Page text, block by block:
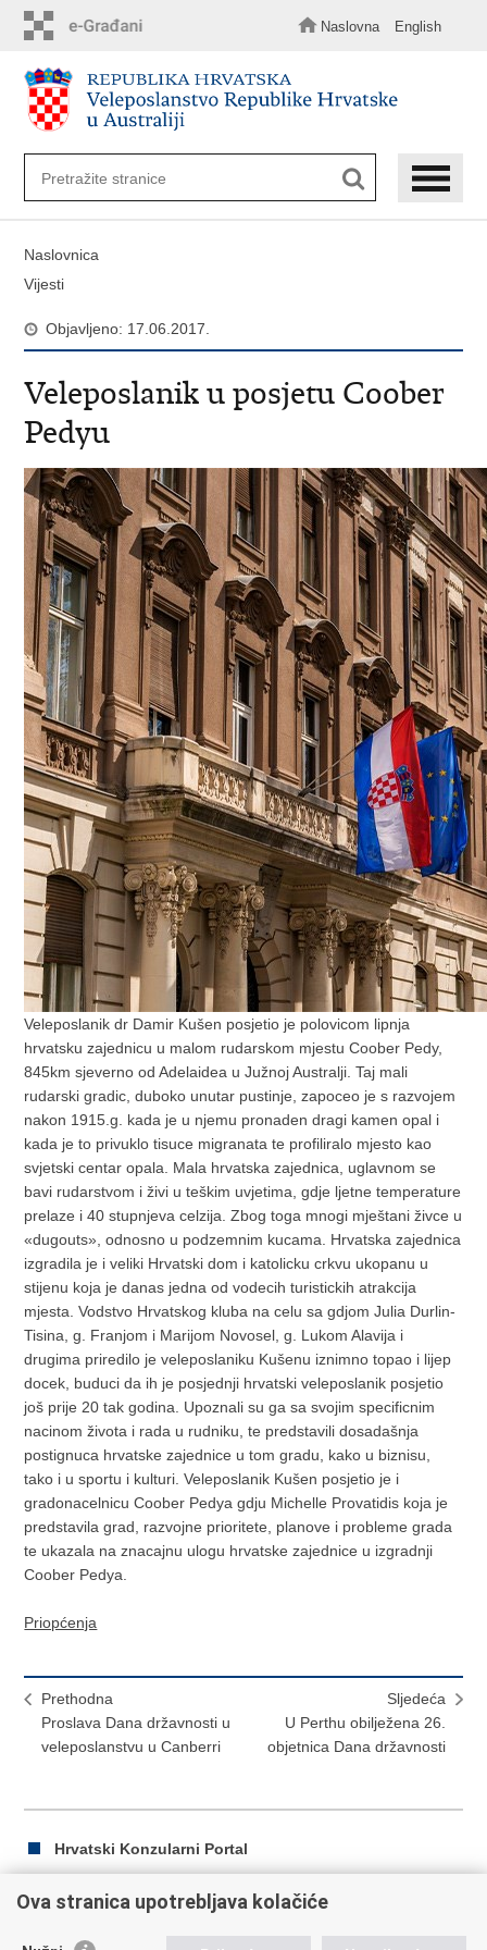
sadržaj
Naslovna English
Naslovnica
Vijesti
Objavljeno: 17.06.2017.
Veleposlanik u posjetu Coober
Pedyu
Veleposlanik dr Damir Kušen posjetio je polovicom lipnja
hrvatsku zajednicu u malom rudarskom mjestu Coober Pedy,
845km sjeverno od Adelaidea u Južnoj Australji. Taj mali
rudarski gradic, duboko unutar pustinje, zapoceo je s razvojem
nakon 1915.g. kada je u njemu pronaden dragi kamen opal i
kada je to privuklo tisuce migranata te profiliralo mjesto kao
svjetski centar opala. Mala hrvatska zajednica, uglavnom se
bavi rudarstvom i živi u teškim uvjetima, gdje ljetne temperature
prelaze i 40 stupnjeva celzija. Zbog toga mnogi mještani živce u
«dugouts», odnosno u podzemnim kucama. Hrvatska zajednica
izgradila je i veliki Hrvatski dom i katolicku crkvu ukopanu u
stijenu koja je danas jedna od vodecih turistickih atrakcija
mjesta. Vodstvo Hrvatskog kluba na celu sa gdjom Julia Durlin-
Tisina, g. Franjom i Marijom Novosel, g. Lukom Alavija i
drugima priredilo je veleposlaniku Kušenu iznimno topao i lijep
docek, buduci da ih je posjednji hrvatski veleposlanik posjetio
još prije 20 tak godina. Upoznali su ga sa svojim specificnim
nacinom života i rada u rudniku, te predstavili dosadašnja
postignuca hrvatske zajednice u tom gradu, kako u biznisu,
tako i u sportu i kulturi. Veleposlanik Kušen posjetio je i
gradonacelnicu Coober Pedya gdju Michelle Provatidis koja je
predstavila grad, razvojne prioritete, planove i probleme grada
te ukazala na znacajnu ulogu hrvatske zajednice u izgradnji
Coober Pedya.
Priopćenja
Prethodna
Proslava Dana državnosti u
veleposlanstvu u Canberri
Sljedeća
U Perthu obilježena 26.
objetnica Dana državnosti
Hrvatski Konzularni Portal
Ova stranica upotrebljava kolačiće